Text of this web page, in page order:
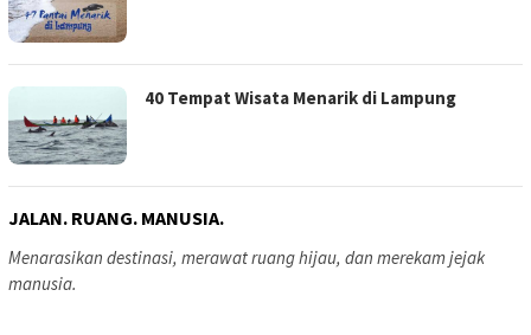
40 Tempat Wisata Menarik di Lampung
JALAN. RUANG. MANUSIA.
Menarasikan destinasi, merawat ruang hijau, dan merekam jejak
manusia.